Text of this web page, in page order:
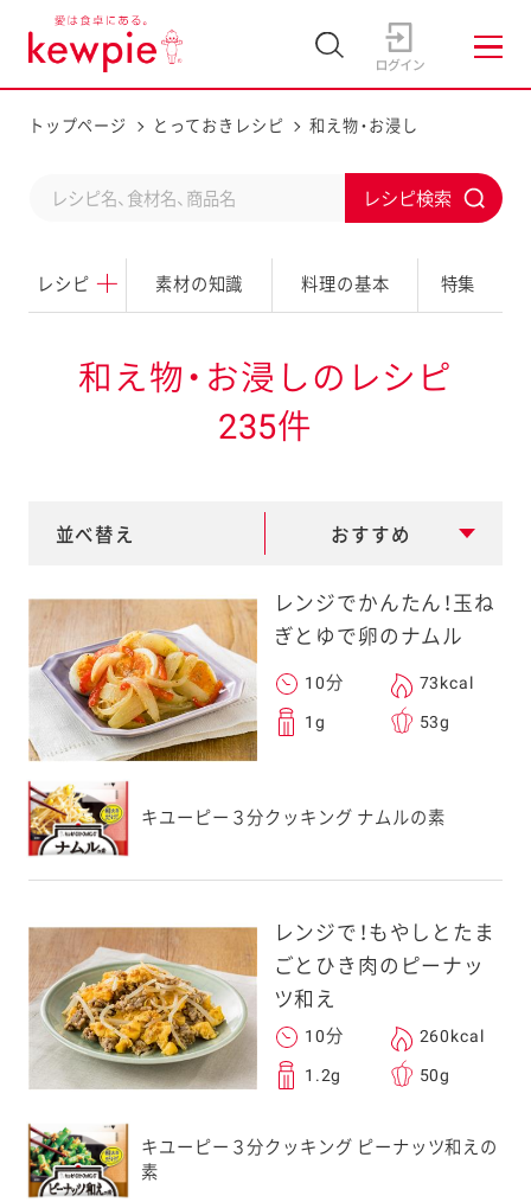
トップページ とっておきレシピ 和え物・お浸し
レシピ 素材の知識 料理の基本 特集
d
c
b
t
和え物・お浸しのレシピ
235件
並べ替え おすすめ
レンジでかんたん！玉ね
ぎとゆで卵のナムル
10分 73kcal
1g 53g
キユーピー３分クッキング ナムルの素
レンジで！もやしとたま
ごとひき肉のピーナッ
ツ和え
10分 260kcal
1.2g 50g
キユーピー３分クッキング ピーナッツ和えの
素